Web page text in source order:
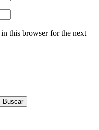
this browser for the next